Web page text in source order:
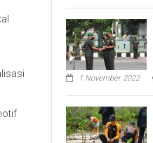
1 November 2022